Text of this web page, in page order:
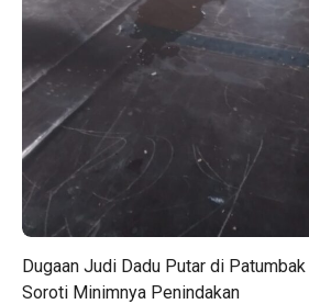
Dugaan Judi Dadu Putar di
Soroti Minimnya Penindakan